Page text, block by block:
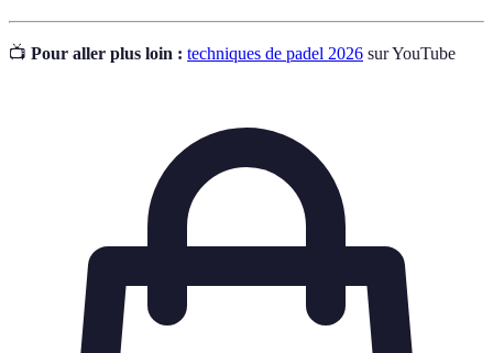
📺 Pour aller plus loin : techniques de padel 2026 sur YouTube